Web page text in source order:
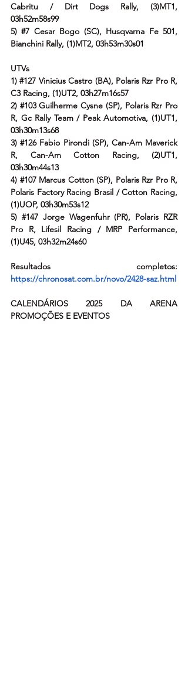
Cabritu / Dirt Dogs Rally, (3)MT1,
03h52m58s99
5) #7 Cesar Bogo (SC), Husqvarna Fe 501,
Bianchini Rally, (1)MT2, 03h53m30s01
UTVs
1) #127 Vinicius Castro (BA), Polaris Rzr Pro R,
C3 Racing, (1)UT2, 03h27m16s57
2) #103 Guilherme Cysne (SP), Polaris Rzr Pro
R, Gc Rally Team / Peak Automotiva, (1)UT1,
03h30m13s68
3) #126 Fabio Pirondi (SP), Can-Am Maverick
R, Can-Am Cotton Racing, (2)UT1,
03h30m44s13
4) #107 Marcus Cotton (SP), Polaris Rzr Pro R,
Polaris Factory Racing Brasil / Cotton Racing,
(1)UOP, 03h30m53s12
5) #147 Jorge Wagenfuhr (PR), Polaris RZR
Pro R, Lifesil Racing / MRP Performance,
(1)U45, 03h32m24s60
https://chronosat.com.br/novo/2428-saz.html
CALENDÁRIOS 2025 DA ARENA
PROMOÇÕES E EVENTOS